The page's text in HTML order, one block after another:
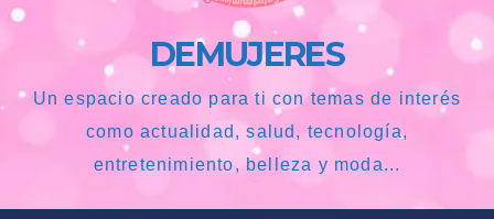
DEMUJERES
Un espacio creado para ti con temas de interés
como actualidad, salud, tecnología,
entretenimiento, belleza y moda...